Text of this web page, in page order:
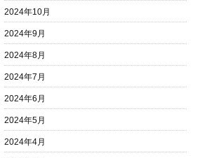
2024年10月
2024年9月
2024年8月
2024年7月
2024年6月
2024年5月
2024年4月